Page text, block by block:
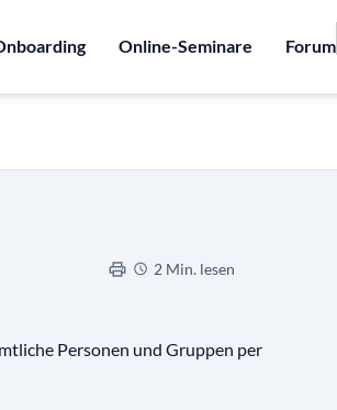
Online-Seminare Forum
2 Min. lesen
Personen und Gruppen per